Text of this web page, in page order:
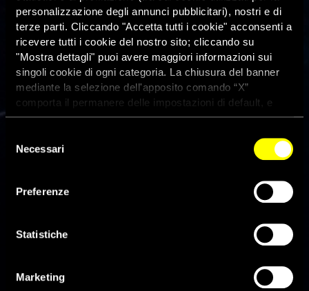
personalizzazione degli annunci pubblicitari), nostri e di
terze parti. Cliccando "Accetta tutti i cookie" acconsenti a
ricevere tutti i cookie del nostro sito; cliccando su
"Mostra dettagli" puoi avere maggiori informazioni sui
singoli cookie di ogni categoria. La chiusura del banner
mediante la selezione dell'apposito comando “X”
comporta il permanere delle impostazioni di default, e
dunque la continuazione della navigazione con i cookie
dei cookie attivi sul sito clicca
delNecessari
Preferenze
Statistiche
Marketing
Accordo Ue-Turchia sui
corte svela il tentativo
deliberato di eludere la
2 Marzo 2017